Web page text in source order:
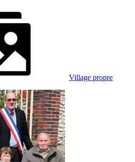
Village propre